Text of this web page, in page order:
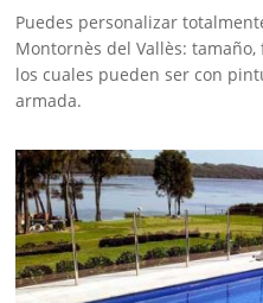
Puedes personalizar
Montornès del Vallès:
los cuales pueden ser con
armada.